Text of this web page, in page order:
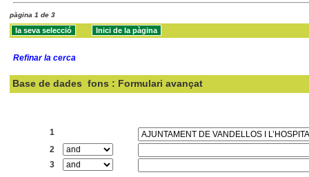
pàgina 1 de 3
Refinar la cerca
Base de dades fons : Formulari avançat
1
2
3